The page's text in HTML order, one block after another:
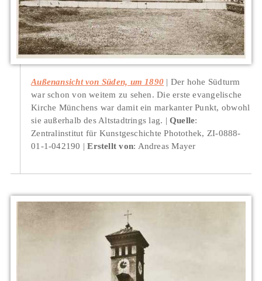
Außenansicht von Süden, um 1890
Der hohe Südturm
war schon von weitem zu sehen. Die erste evangelische
Kirche Münchens war damit ein markanter Punkt, obwohl
sie außerhalb des Altstadtrings lag.
Quelle:
Zentralinstitut für Kunstgeschichte Photothek, ZI-0888-
01-1-042190
Erstellt von: Andreas Mayer